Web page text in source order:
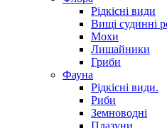
Рідкісні види
Вищі судинні
Мохи
Лишайники
Гриби
Фауна
Рідкісні види.
Риби
Земноводні